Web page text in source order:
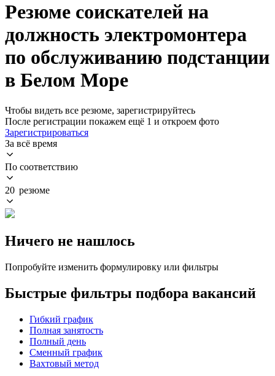
Резюме соискателей на
должность электромонтера
по обслуживанию подстанции
в Белом Море
Чтобы видеть все резюме, зарегистрируйтесь
После регистрации покажем ещё 1 и откроем фото
Зарегистрироваться
За всё время
По соответствию
20 резюме
Ничего не нашлось
Попробуйте изменить формулировку или фильтры
Быстрые фильтры подбора вакансий
Гибкий график
Полная занятость
Полный день
Сменный график
Вахтовый метод